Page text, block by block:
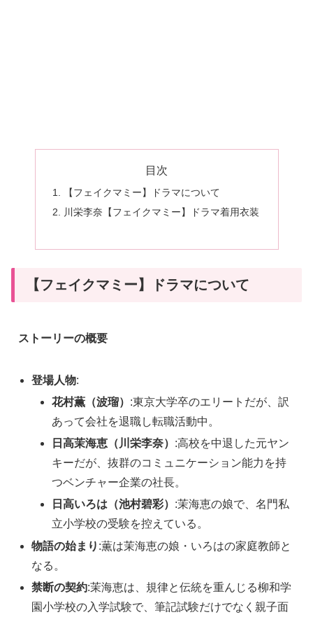
目次
【フェイクマミー】ドラマについて
川栄李奈【フェイクマミー】ドラマ着用衣装
【フェイクマミー】ドラマについて
ストーリーの概要
登場人物:
花村薫（波瑠） :東京大学卒のエリートだが、訳
あって会社を退職し転職活動中。
日高茉海恵（川栄李奈） :高校を中退した元ヤン
キーだが、抜群のコミュニケーション能力を持
つベンチャー企業の社長。
日高いろは（池村碧彩） :茉海恵の娘で、名門私
立小学校の受験を控えている。
物語の始まり :薫は茉海恵の娘・いろはの家庭教師と
なる。
禁断の契約:茉海恵は、規律と伝統を重んじる柳和学
園小学校の入学試験で、筆記試験だけでなく親子面